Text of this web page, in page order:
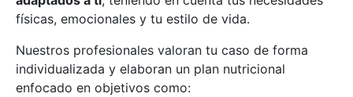
físicas, emocionales y tu estilo de vida.
Nuestros profesionales valoran tu caso de forma
individualizada y elaboran un plan nutricional
enfocado en objetivos como: